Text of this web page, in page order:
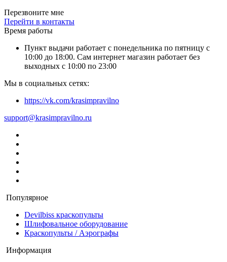
Перезвоните мне
Перейти в контакты
Время работы
Пункт выдачи работает с понедельника по пятницу с
10:00 до 18:00. Сам интернет магазин работает без
выходных с 10:00 по 23:00
Мы в социальных сетях:
https://vk.com/krasimpravilno
support@krasimpravilno.ru
Популярное
Devilbiss краскопульты
Шлифовальное оборудование
Краскопульты / Аэрографы
Информация